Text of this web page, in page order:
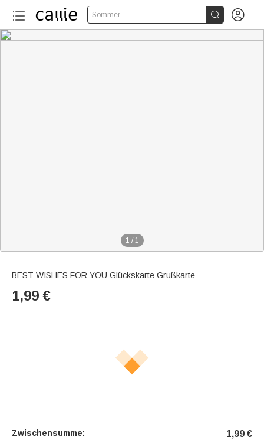
Sommer  
1 / 1
BEST WISHES FOR YOU Glückskarte Grußkarte
1,99 €
Zwischensumme: 1,99 €